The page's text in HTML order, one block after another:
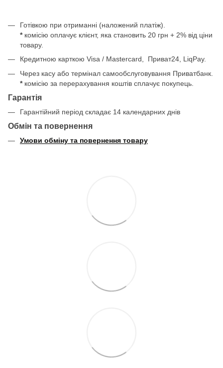
Готівкою при отриманні (наложений платіж).
* комісію оплачує клієнт, яка становить 20 грн + 2% від ціни
товару.
Кредитною карткою Visa / Mastercard, Приват24, LiqPay.
Через касу або термінал самообслуговування Приватбанк.
* комісію за перерахування коштів сплачує покупець.
Гарантія
Гарантійний період складає 14 календарних днів
Обмін та повернення
Умови обміну та повернення товару